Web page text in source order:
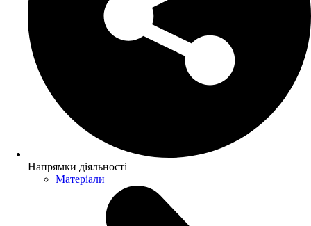
Напрямки діяльності
Матеріали